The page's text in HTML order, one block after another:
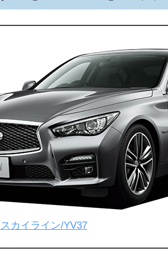
カイライン/YV37